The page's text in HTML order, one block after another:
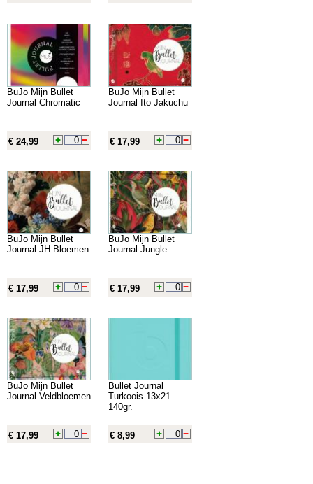
BuJo Mijn Bullet
Journal Chromatic
€ 24,99
BuJo Mijn Bullet
Journal Ito Jakuchu
€ 17,99
BuJo Mijn Bullet
Journal JH Bloemen
€ 17,99
BuJo Mijn Bullet
Journal Jungle
€ 17,99
BuJo Mijn Bullet
Journal Veldbloemen
€ 17,99
Bullet Journal
Turkoois 13x21
140gr.
€ 8,99